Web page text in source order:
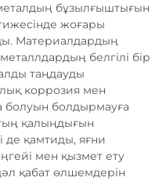
металдың бұзылғыштығын
жоғары
Материалдардың
металлдардың белгілі бір
таңдауды
коррозия мен
болуын болдырмауға
қалыңдығын
де қамтиды, яғни
мен қызмет ету
қабат өлшемдерін